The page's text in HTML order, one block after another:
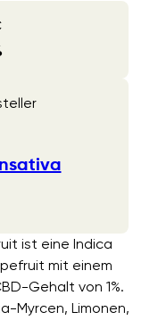
ist eine Indica
mit einem
Gehalt von 1%.
Myrcen, Limonen,